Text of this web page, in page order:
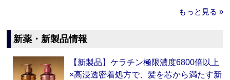
もっと見る »
新薬・新製品情報
【新製品】ケラチン極限濃度6800倍以上
×高浸透密着処方で、髪を芯から満たす新